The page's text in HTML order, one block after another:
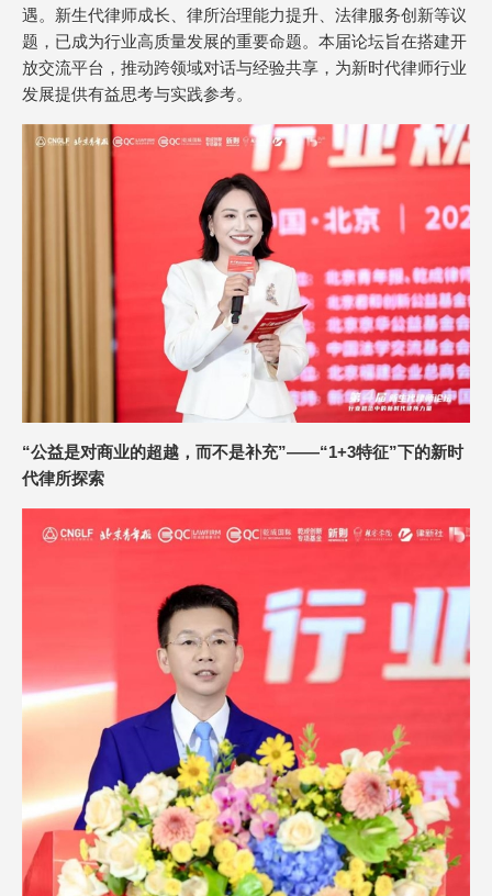
遇。新生代律师成长、律所治理能力提升、法律服务创新等议
题，已成为行业高质量发展的重要命题。本届论坛旨在搭建开
放交流平台，推动跨领域对话与经验共享，为新时代律师行业
发展提供有益思考与实践参考。
“公益是对商业的超越，而不是补充”——“1+3特征”下的新时
代律所探索